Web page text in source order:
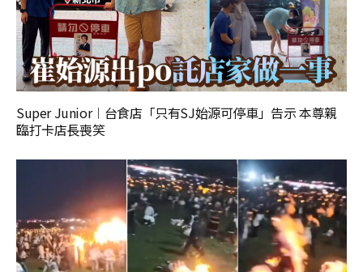
Super Junior︱台食店「只有SJ始源可停車」告示 本尊親
臨打卡店長喪笑